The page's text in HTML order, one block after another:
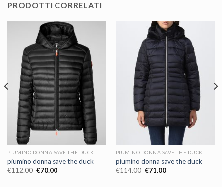
PRODOTTI CORRELATI
PIUMINO DONNA SAVE THE DUCK
piumino donna save the duck
€112.00 €70.00
PIUMINO DONNA SAVE THE DUCK
piumino donna save the duck
€114.00 €71.00